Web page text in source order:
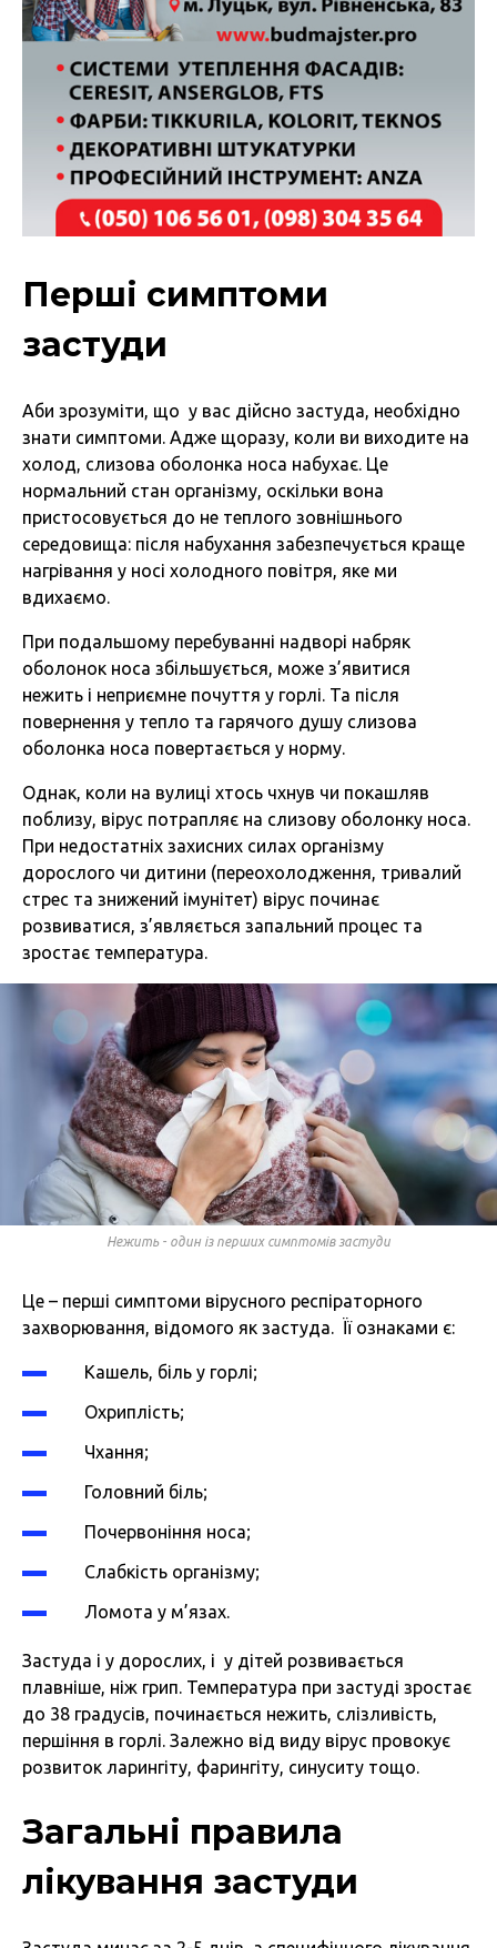
Перші симптоми
застуди
Аби зрозуміти, що у вас дійсно застуда, необхідно
знати симптоми. Адже щоразу, коли ви виходите на
холод, слизова оболонка носа набухає. Це
нормальний стан організму, оскільки вона
пристосовується до не теплого зовнішнього
середовища: після набухання забезпечується краще
нагрівання у носі холодного повітря, яке ми
вдихаємо.
При подальшому перебуванні надворі набряк
оболонок носа збільшується, може з’явитися
нежить і неприємне почуття у горлі. Та після
повернення у тепло та гарячого душу слизова
оболонка носа повертається у норму.
Однак, коли на вулиці хтось чхнув чи покашляв
поблизу, вірус потрапляє на слизову оболонку носа.
При недостатніх захисних силах організму
дорослого чи дитини (переохолодження, тривалий
стрес та знижений імунітет) вірус починає
розвиватися, з’являється запальний процес та
зростає температура.
Нежить - один із перших симптомів застуди
Це – перші симптоми вірусного респіраторного
захворювання, відомого як застуда. Її ознаками є:
Кашель, біль у горлі;
Охриплість;
Чхання;
Головний біль;
Почервоніння носа;
Слабкість організму;
Ломота у м’язах.
Застуда і у дорослих, і у дітей розвивається
плавніше, ніж грип. Температура при застуді зростає
до 38 градусів, починається нежить, слізливість,
першіння в горлі. Залежно від виду вірус провокує
розвиток ларингіту, фарингіту, синуситу тощо.
Загальні правила
лікування застуди